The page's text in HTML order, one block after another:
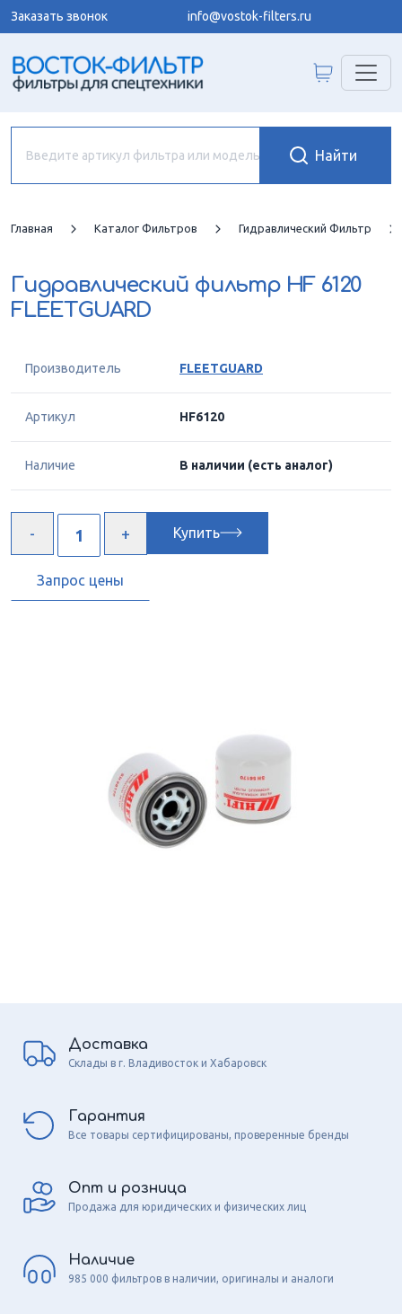
Заказать звонок info@vostok-filters.ru
Главная Каталог Фильтров Гидравлический Фильтр
Гидравлический фильтр HF 6120
FLEETGUARD
Производитель FLEETGUARD
Артикул HF6120
Наличие В наличии (есть аналог)
Купить
Запрос цены
Доставка
Склады в г. Владивосток и Хабаровск
Гарантия
Все товары сертифицированы, проверенные бренды
Опт и розница
Продажа для юридических и физических лиц
Наличие
985 000 фильтров в наличии, оригиналы и аналоги